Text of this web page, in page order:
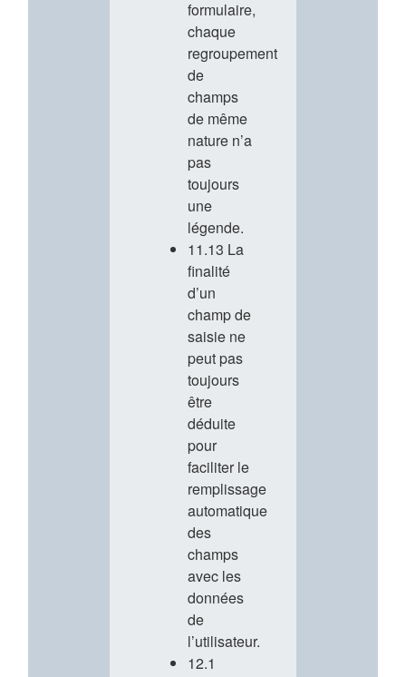
formulaire,
chaque
regroupement
de
champs
de même
nature n’a
pas
toujours
une
légende.
11.13 La
finalité
d’un
champ de
saisie ne
peut pas
toujours
être
déduite
pour
faciliter le
remplissage
automatique
des
champs
avec les
données
de
l’utilisateur.
12.1